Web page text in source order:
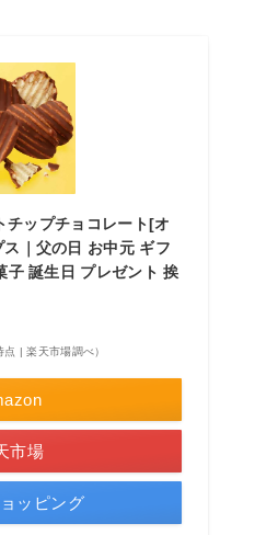
チップチョコレート[オ
｜父の日 お中元 ギフ
子 誕生日 プレゼント 挨
| 楽天市場調べ）
市場
ッピング